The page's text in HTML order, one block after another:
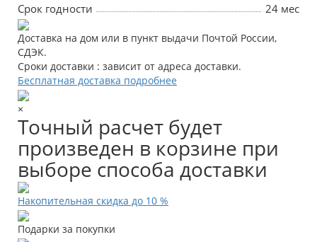
Срок годности
24 мес
Доставка на дом или в пункт выдачи Почтой России,
СДЭК.
Сроки доставки : зависит от адреса доставки.
Бесплатная доставка подробнее
×
Точный расчет будет
произведен в корзине при
выборе способа доставки
Накопительная скидка до 10 %
Подарки за покупки